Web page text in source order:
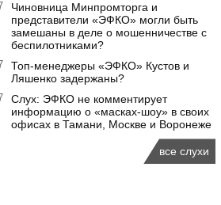
Чиновница Минпромторга и
представители «ЭФКО» могли быть
замешаны в деле о мошенничестве с
беспилотниками?
Топ-менеджеры «ЭФКО» Кустов и
Ляшенко задержаны?
Слух: ЭФКО не комментирует
информацию о «масках-шоу» в своих
офисах в Тамани, Москве и Воронеже
все слухи